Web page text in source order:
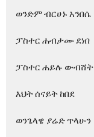
ወንድም ብርሀኑ አንበሴ
ፓስተር ሐብታሙ ደነበ
ፓስተር ሐይሉ ውብሸት
እህት ሰናይት ከበደ
ወንጌላዌ ያሬድ ጥላሁን